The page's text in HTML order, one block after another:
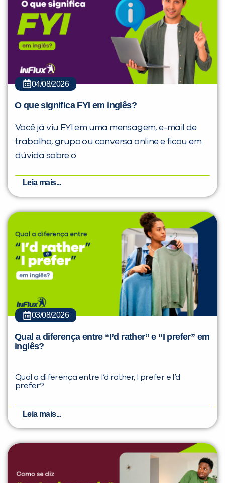
04/08/2026
O que significa FYI em inglês?
Você já viu FYI em uma mensagem, e-mail de
trabalho, grupo ou conversa online e ficou em
dúvida sobre o
Leia mais...
03/08/2026
Qual a diferença entre “I’d rather” e “I prefer” em
inglês?
Qual a diferença entre I’d rather, I prefer e I’d
prefer?
Leia mais...